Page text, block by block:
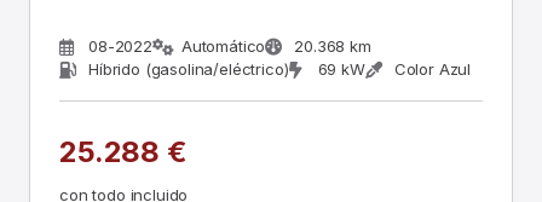
08-2022 Automático
20.368 km
Híbrido (gasolina/eléctrico)
69 kW Color Azul
25.288 €
con todo incluido